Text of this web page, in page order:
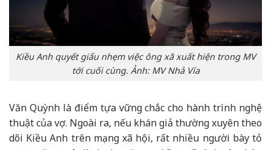
Kiều Anh quyết giấu nhẹm việc ông xã xuất hiện trong MV
tới cuối cùng. Ảnh: MV Nhả Vía
Văn Quỳnh là điểm tựa vững chắc cho hành trình nghệ
thuật của vợ. Ngoài ra, nếu khán giả thường xuyên theo
dõi Kiều Anh trên mạng xã hội, rất nhiều người bày tỏ